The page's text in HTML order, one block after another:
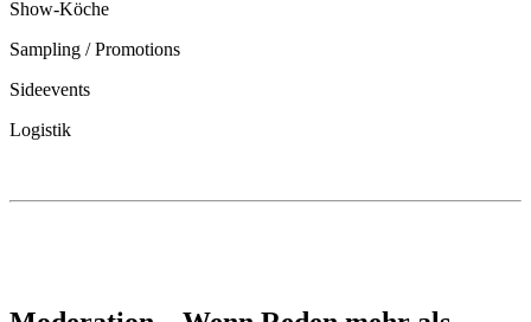
Show-Köche
Sampling / Promotions
Sideevents
Logistik